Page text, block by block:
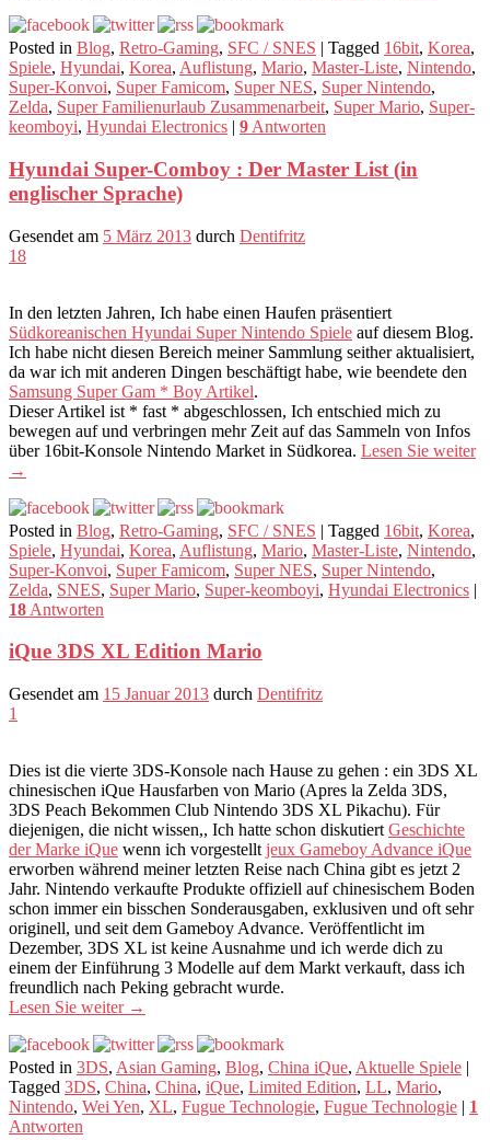
Posted in Blog, Retro-Gaming, SFC / SNES | Tagged 16bit, Korea,
Spiele, Hyundai, Korea, Auflistung, Mario, Master-Liste, Nintendo,
Super-Konvoi, Super Famicom, Super NES, Super Nintendo,
Zelda, Super Familienurlaub Zusammenarbeit, Super Mario, Super-
keomboyi, Hyundai Electronics | 9 Antworten
Hyundai Super-Comboy : Der Master List (in
englischer Sprache)
Gesendet am 5 März 2013 durch Dentifritz
18
In den letzten Jahren, Ich habe einen Haufen präsentiert
Südkoreanischen Hyundai Super Nintendo Spiele auf diesem Blog.
Ich habe nicht diesen Bereich meiner Sammlung seither aktualisiert,
da war ich mit anderen Dingen beschäftigt habe, wie beendete den
Samsung Super Gam * Boy Artikel.
Dieser Artikel ist * fast * abgeschlossen, Ich entschied mich zu
bewegen auf und verbringen mehr Zeit auf das Sammeln von Infos
über 16bit-Konsole Nintendo Market in Südkorea. Lesen Sie weiter
→
Posted in Blog, Retro-Gaming, SFC / SNES | Tagged 16bit, Korea,
Spiele, Hyundai, Korea, Auflistung, Mario, Master-Liste, Nintendo,
Super-Konvoi, Super Famicom, Super NES, Super Nintendo,
Zelda, SNES, Super Mario, Super-keomboyi, Hyundai Electronics |
18 Antworten
iQue 3DS XL Edition Mario
Gesendet am 15 Januar 2013 durch Dentifritz
1
Dies ist die vierte 3DS-Konsole nach Hause zu gehen : ein 3DS XL
chinesischen iQue Hausfarben von Mario (Apres la Zelda 3DS,
3DS Peach Bekommen Club Nintendo 3DS XL Pikachu). Für
diejenigen, die nicht wissen,, Ich hatte schon diskutiert Geschichte
der Marke iQue wenn ich vorgestellt jeux Gameboy Advance iQue
erworben während meiner letzten Reise nach China gibt es jetzt 2
Jahr. Nintendo verkaufte Produkte offiziell auf chinesischem Boden
schon immer ein bisschen Sonderausgaben, exklusiven und oft sehr
originell, und seit dem Gameboy Advance. Veröffentlicht im
Dezember, 3DS XL ist keine Ausnahme und ich werde dich zu
einem der Einführung 3 Modelle auf dem Markt verkauft, dass ich
freundlich nach Peking gebracht wurde.
Lesen Sie weiter →
Posted in 3DS, Asian Gaming, Blog, China iQue, Aktuelle Spiele |
Tagged 3DS, China, China, iQue, Limited Edition, LL, Mario,
Nintendo, Wei Yen, XL, Fugue Technologie, Fugue Technologie | 1
Antworten